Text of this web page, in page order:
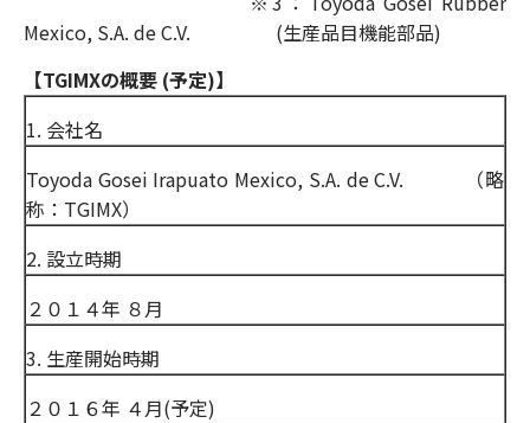
Mexico, S.A. de C.V. (生産品目機能部品)
【TGIMXの概要 (予定)】
1. 会社名
Toyoda Gosei Irapuato Mexico, S.A. de C.V. （略
称：TGIMX）
2. 設立時期
２０１４年 ８月
3. 生産開始時期
２０１６年 ４月(予定)